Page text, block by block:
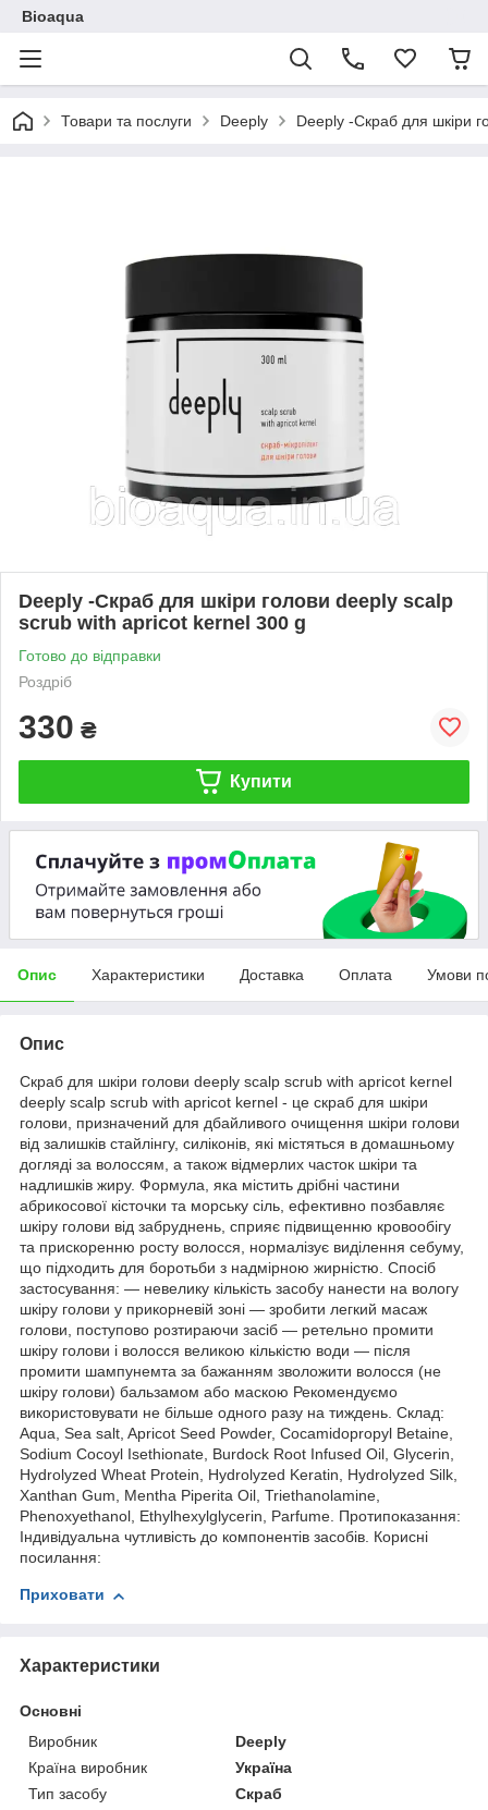
Bioaqua
Товари та послуги Deeply Deeply -Скраб для шкіри
Deeply -Скраб для шкіри голови deeply scalp
scrub with apricot kernel 300 g
Готово до відправки
Роздріб
330 ₴
Купити
Опис Характеристики Доставка Оплата Умови
Опис
Скраб для шкіри голови deeply scalp scrub with apricot kernel
deeply scalp scrub with apricot kernel - це скраб для шкіри
голови, призначений для дбайливого очищення шкіри голови
від залишків стайлінгу, силіконів, які містяться в домашньому
догляді за волоссям, а також відмерлих часток шкіри та
надлишків жиру. Формула, яка містить дрібні частини
абрикосової кісточки та морську сіль, ефективно позбавляє
шкіру голови від забруднень, сприяє підвищенню кровообігу
та прискоренню росту волосся, нормалізує виділення себуму,
що підходить для боротьби з надмірною жирністю. Спосіб
застосування: — невелику кількість засобу нанести на вологу
шкіру голови у прикорневій зоні — зробити легкий масаж
голови, поступово розтираючи засіб — ретельно промити
шкіру голови і волосся великою кількістю води — після
промити шампунемта за бажанням зволожити волосся (не
шкіру голови) бальзамом або маскою Рекомендуємо
використовувати не більше одного разу на тиждень. Склад:
Aqua, Sea salt, Apricot Seed Powder, Cocamidopropyl Betaine,
Sodium Cocoyl Isethionate, Burdock Root Infused Oil, Glycerin,
Hydrolyzed Wheat Protein, Hydrolyzed Keratin, Hydrolyzed Silk,
Xanthan Gum, Mentha Piperita Oil, Triethanolamine,
Phenoxyethanol, Ethylhexylglycerin, Parfume. Протипоказання:
Індивідуальна чутливість до компонентів засобів. Корисні
посилання:
Приховати
Характеристики
Основні
Виробник
Deeply
Країна виробник
Україна
Тип засобу
Скраб